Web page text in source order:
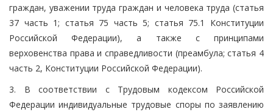
граждан, уважении труда граждан и человека труда (статья
37 часть 1; статья 75 часть 5; статья 75.1 Конституции
Российской Федерации), а также с принципами
верховенства права и справедливости (преамбула; статья 4
часть 2, Конституции Российской Федерации).
3. В соответствии с Трудовым кодексом Российской
Федерации индивидуальные трудовые споры по заявлению